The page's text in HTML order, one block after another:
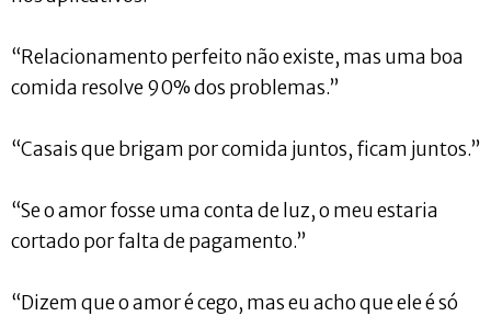
“Relacionamento perfeito não existe, mas uma boa
comida resolve 90% dos problemas.”
“Casais que brigam por comida juntos, ficam juntos.”
“Se o amor fosse uma conta de luz, o meu estaria
cortado por falta de pagamento.”
“Dizem que o amor é cego, mas eu acho que ele é só